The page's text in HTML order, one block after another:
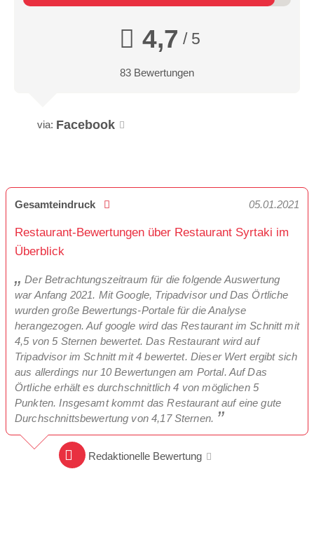
4,7 / 5
83 Bewertungen
via: Facebook
Gesamteindruck 05.01.2021
Restaurant-Bewertungen über Restaurant Syrtaki im
Überblick
Der Betrachtungszeitraum für die folgende Auswertung
war Anfang 2021. Mit Google, Tripadvisor und Das Örtliche
wurden große Bewertungs-Portale für die Analyse
herangezogen. Auf google wird das Restaurant im Schnitt mit
4,5 von 5 Sternen bewertet. Das Restaurant wird auf
Tripadvisor im Schnitt mit 4 bewertet. Dieser Wert ergibt sich
aus allerdings nur 10 Bewertungen am Portal. Auf Das
Örtliche erhält es durchschnittlich 4 von möglichen 5
Punkten. Insgesamt kommt das Restaurant auf eine gute
Durchschnittsbewertung von 4,17 Sternen.
Redaktionelle Bewertung